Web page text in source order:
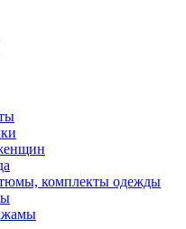
комплекты одежды